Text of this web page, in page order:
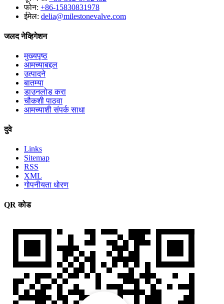
फोन: +86-15830831978
ईमेल: delia@milestonevalve.com
जलद नेव्हिगेशन
मुख्यपृष्ठ
आमच्याबद्दल
उत्पादने
बातम्या
डाउनलोड करा
चौकशी पाठवा
आमच्याशी संपर्क साधा
दुवे
Links
Sitemap
RSS
XML
गोपनीयता धोरण
QR कोड